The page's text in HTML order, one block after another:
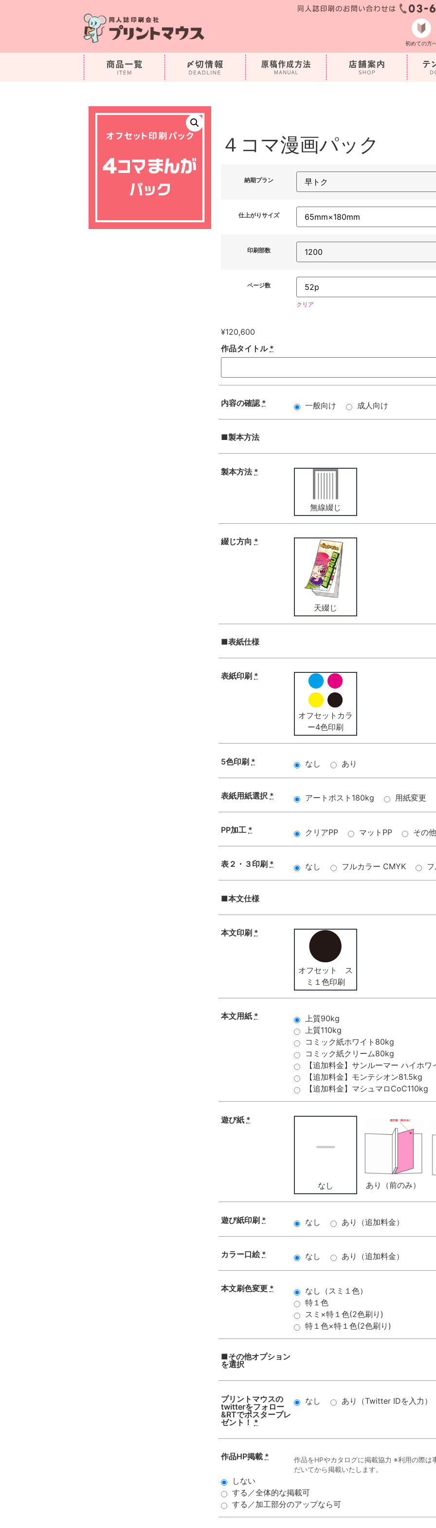
初めての方
４コマ漫画パック
納期プラン
仕上がりサイズ
印刷部数
ページ数
クリア
¥120,600
作品タイトル *
内容の確認 * 一般向け 成人向け
■製本方法
製本方法 *
無線綴じ
綴じ方向 *
天綴じ
■表紙仕様
表紙印刷 *
オフセットカラ
ー4色印刷
5色印刷 * なし あり
表紙用紙選択 * アートポスト180kg 用紙変更
PP加工 * クリアPP マットPP その
表２・３印刷 * なし フルカラー CMYK
■本文仕様
本文印刷 *
オフセット ス
ミ１色印刷
本文用紙 *
上質90kg
上質110kg
コミック紙ホワイト80kg
コミック紙クリーム80kg
【追加料金】サンルーマー ハイホ
【追加料金】モンテシオン81.5kg
【追加料金】マシュマロCoC110kg
遊び紙 *
なし あり（前のみ）
遊び紙印刷 * なし あり（追加料金）
カラー口絵 * なし あり（追加料金）
本文刷色変更 *
なし（スミ１色）
特１色
スミ×特１色(2色刷り)
特１色×特１色(2色刷り)
■その他オプション
を選択
プリントマウスの
twitterをフォロー
&RTでポスタープレ
ゼント！ *
なし あり（Twitter IDを入力）
作品HP掲載 *
作品をHPやカタログに掲載協力 ※利用の際
だいてから掲載いたします。
しない
する／全体的な掲載可
する／加工部分のアップなら可